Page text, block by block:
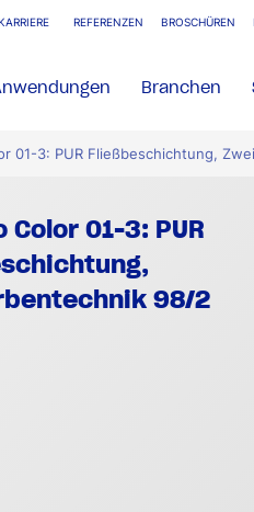
REFERENZEN BROSCHÜREN
Branchen
01-3: PUR Fließbeschichtung,
Color 01-3: PUR
98/2